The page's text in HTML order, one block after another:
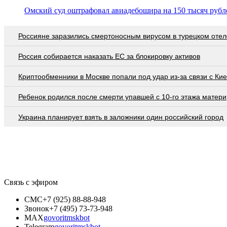
Омский суд оштрафовал авиадебошира на 150 тысяч
Россияне заразились смертоносным вирусом в турецком
Россия собирается наказать EC за блокировку активов
Криптообменники в Москве попали под удар из-за связи с
Ребенок родился после смерти упавшей с 10-го этажа матери
Украина планирует взять в заложники один российский город
Связь с эфиром
СМС+7 (925) 88-88-948
Звонок+7 (495) 73-73-948
MAXgovoritmskbot